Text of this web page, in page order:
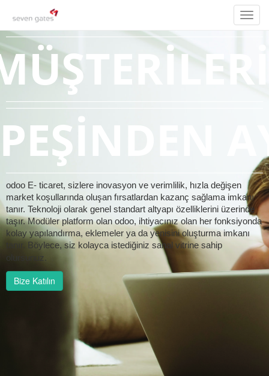
odoo E- ticaret, sizlere inovasyon ve verimlilik, hızla değişen
market koşullarında oluşan fırsatlardan kazanç sağlama imkanı
tanır. Teknoloji olarak genel standart altyapı özelliklerini üzerinde
taşır. Modüler platform olan odoo, ihtiyacınız olan her fonksiyonda
kolay yapılandırma, eklemeler ya da yenisini oluşturma imkanı
tanır. Böylece, siz kolayca istediğiniz sanal vitrine sahip
olursunuz.
Bize Katılın